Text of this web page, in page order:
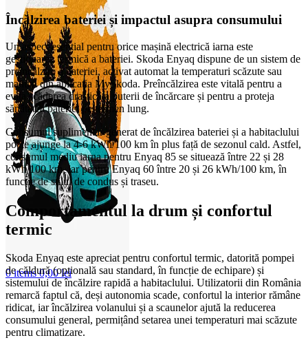
0items 0,00lei
Încălzirea bateriei și impactul asupra consumului
Un aspect esențial pentru orice mașină electrică iarna este
gestionarea termică a bateriei. Skoda Enyaq dispune de un sistem de
preîncălzire a bateriei, activat automat la temperaturi scăzute sau
manual din aplicația MySkoda. Preîncălzirea este vitală pentru a
evita scăderea drastică a puterii de încărcare și pentru a proteja
sănătatea bateriei pe termen lung.
Consumul suplimentar generat de încălzirea bateriei și a habitaclului
poate ajunge la 4-6 kWh/100 km în plus față de sezonul cald. Astfel,
consumul mediu iarna pentru Enyaq 85 se situează între 22 și 28
kWh/100 km, iar pentru Enyaq 60 între 20 și 26 kWh/100 km, în
funcție de stilul de condus și traseu.
Comportamentul la drum și confortul
termic
Skoda Enyaq este apreciat pentru confortul termic, datorită pompei
de căldură (opțională sau standard, în funcție de echipare) și
sistemului de încălzire rapidă a habitaclului. Utilizatorii din România
remarcă faptul că, deși autonomia scade, confortul la interior rămâne
ridicat, iar încălzirea volanului și a scaunelor ajută la reducerea
consumului general, permițând setarea unei temperaturi mai scăzute
pentru climatizare.